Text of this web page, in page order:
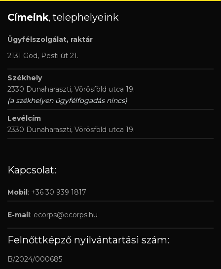
Címeink, telephelyeink
Ügyfélszolgálat, raktár
2131 Göd, Pesti út 21.
Székhely
2330 Dunaharaszti, Vörösföld utca 19.
(a székhelyen ügyfélfogadás nincs)
Levélcím
2330 Dunaharaszti, Vörösföld utca 19.
Kapcsolat:
Mobil : +36 30 939 1817
E-mail : ecorps@ecorps.hu
Felnőttképző nyilvántartási szám:
B/2024/000685